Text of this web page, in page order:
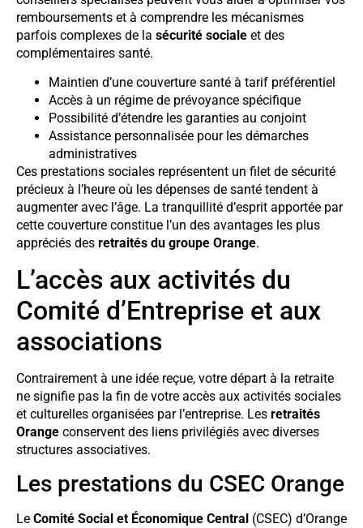
remboursements et à comprendre les mécanismes
parfois complexes de la sécurité sociale et des
complémentaires santé.
Maintien d’une couverture santé à tarif préférentiel
Accès à un régime de prévoyance spécifique
Possibilité d’étendre les garanties au conjoint
Assistance personnalisée pour les démarches
administratives
Ces prestations sociales représentent un filet de sécurité
précieux à l’heure où les dépenses de santé tendent à
augmenter avec l’âge. La tranquillité d’esprit apportée par
cette couverture constitue l’un des avantages les plus
appréciés des retraités du groupe Orange.
L’accès aux activités du
Comité d’Entreprise et aux
associations
Contrairement à une idée reçue, votre départ à la retraite
ne signifie pas la fin de votre accès aux activités sociales
et culturelles organisées par l’entreprise. Les retraités
Orange conservent des liens privilégiés avec diverses
structures associatives.
Les prestations du CSEC Orange
Le Comité Social et Économique Central (CSEC) d’Orange